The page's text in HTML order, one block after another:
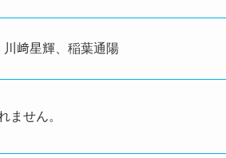
﨑星輝、稲葉通陽
ません。